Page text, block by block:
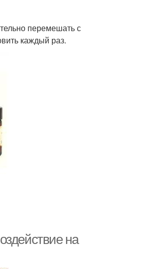
перемешать с
каждый раз.
на